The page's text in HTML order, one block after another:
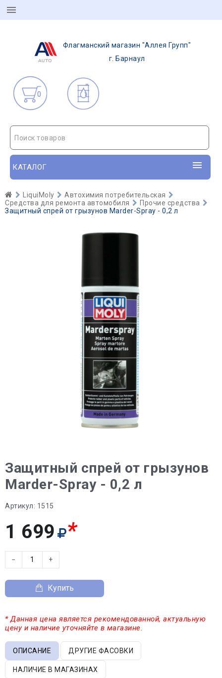
Флагманский магазин "Аллея Групп"
г. Барнаул
0
Поиск товаров
КАТАЛОГ
LiquiMoly
Автохимия потребительская
Средства для ремонта автомобиля
Прочие средства
Защитный спрей от грызунов Marder-Spray - 0,2 л
Защитный спрей от грызунов
Marder-Spray - 0,2 л
Артикул: 1515
1 699 *
− +
Купить
* Данная цена является рекомендованной, актуальную
цену и наличие уточняйте в магазине.
ОПИСАНИЕ ДРУГИЕ ФАСОВКИ
НАЛИЧИЕ В МАГАЗИНАХ